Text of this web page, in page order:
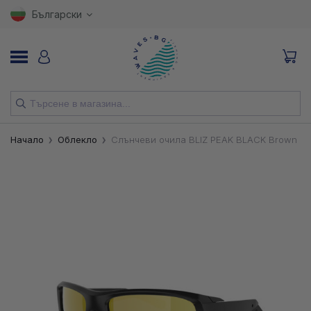
Български
НОВИ
ВЛАКНА
Начало Облекло Слънчеви очила BLIZ PEAK BLACK Brown